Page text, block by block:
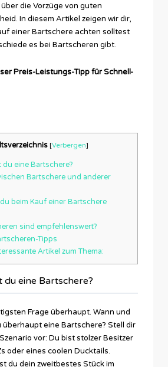
die Vorzüge von guten
In diesem Artikel zeigen wir dir,
einer Bartschere achten solltest
es bei Bartscheren gibt.
Preis-Leistungs-Tipp für Schnell-
[Verbergen]
eine Bartschere?
Bartschere und anderer
beim Kauf einer Bartschere
sind empfehlenswert?
Tipps
Artikel zum Thema:
du eine Bartschere?
Frage überhaupt. Wann und
eine Bartschere? Stell dir
vor: Du bist stolzer Besitzer
oder eines coolen Ducktails.
du dein zweitbestes Stück im